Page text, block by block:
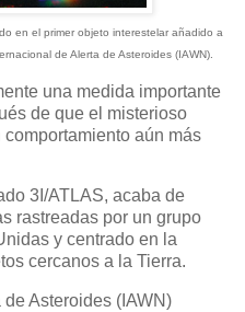
en el primer objeto interestelar añadido a
de Alerta de Asteroides (IAWN).
una medida importante
de que el misterioso
aún más
3I/ATLAS, acaba de
rastreadas por un grupo
y centrado en la
cercanos a la Tierra.
Asteroides (IAWN)